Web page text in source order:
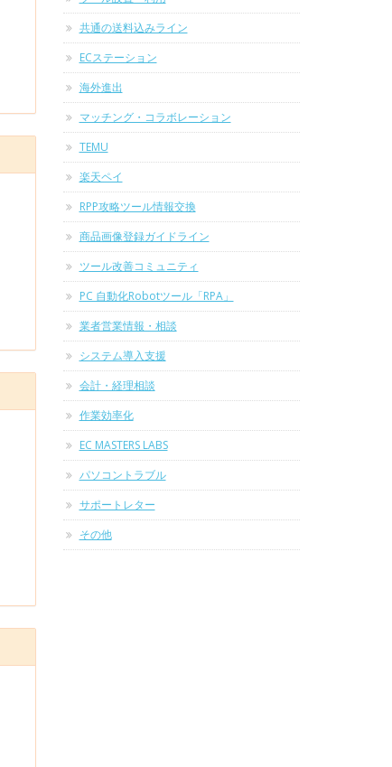
共通の送料込みライン
ECステーション
海外進出
マッチング・コラボレーション
TEMU
楽天ペイ
RPP攻略ツール情報交換
商品画像登録ガイドライン
ツール改善コミュニティ
PC 自動化Robotツール「RPA」
業者営業情報・相談
システム導入支援
会計・経理相談
作業効率化
EC MASTERS LABS
パソコントラブル
サポートレター
その他